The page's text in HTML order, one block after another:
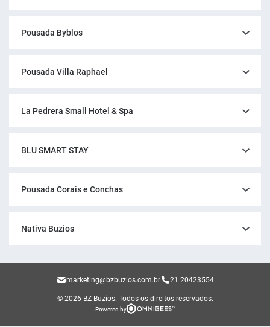
Pousada Byblos
Pousada Villa Raphael
La Pedrera Small Hotel & Spa
BLU SMART STAY
Pousada Corais e Conchas
Nativa Buzios
marketing@bzbuzios.com.br 21 20423554
© 2026 BZ Buzios. Todos os direitos reservados.
Powered by